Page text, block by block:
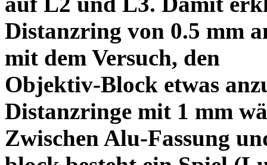
Distanzring von 0.5 mm
mit dem Versuch, den
Objektiv-Block etwas
Distanzringe mit 1 mm
Zwischen Alu-Fassung